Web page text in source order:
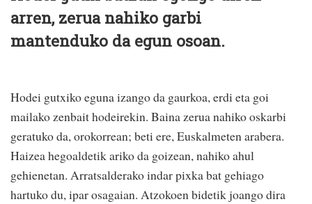
arren, zerua nahiko garbi
mantenduko da egun osoan.
Hodei gutxiko eguna izango da gaurkoa, erdi eta goi
mailako zenbait hodeirekin. Baina zerua nahiko oskarbi
geratuko da, orokorrean; beti ere, Euskalmeten arabera.
Haizea hegoaldetik ariko da goizean, nahiko ahul
gehienetan. Arratsalderako indar pixka bat gehiago
hartuko du, ipar osagaian. Atzokoen bidetik joango dira